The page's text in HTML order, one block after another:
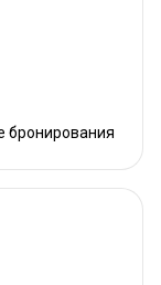
бронирования